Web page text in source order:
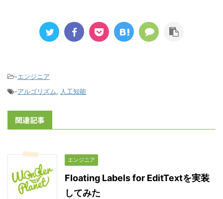
-エンジニア
-アルゴリズム, 人工知能
関連記事
エンジニア
Floating Labels for EditTextを実装
してみた